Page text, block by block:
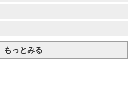
もっとみる